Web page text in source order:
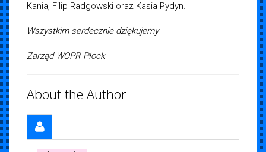
Kania, Filip Radgowski oraz Kasia Pydyn.
Wszystkim serdecznie dziękujemy
Zarząd WOPR Płock
About the Author